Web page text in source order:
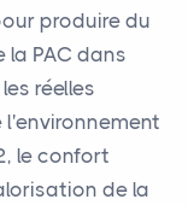
produire du
PAC dans
réelles
le confort
de la